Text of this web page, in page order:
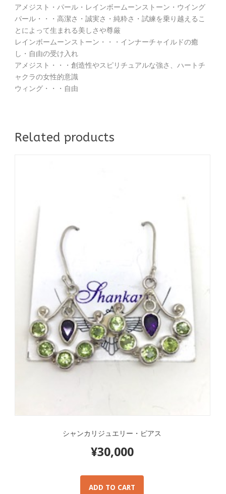
アメジスト・パール・レインボームーンストーン・ウイング
パール・・・高潔さ・誠実さ・純粋さ・試練を乗り越えるこ
とによって生まれる美しさや尊厳
レインボームーンストーン・・・インナーチャイルドの癒
し・自由の受け入れ
アメジスト・・・創造性やスピリチュアルな強さ、ハートチ
ャクラの女性的意識
ウィング・・・自由
Related products
シャンカリジュエリー・ピアス
¥30,000
ADD TO CART